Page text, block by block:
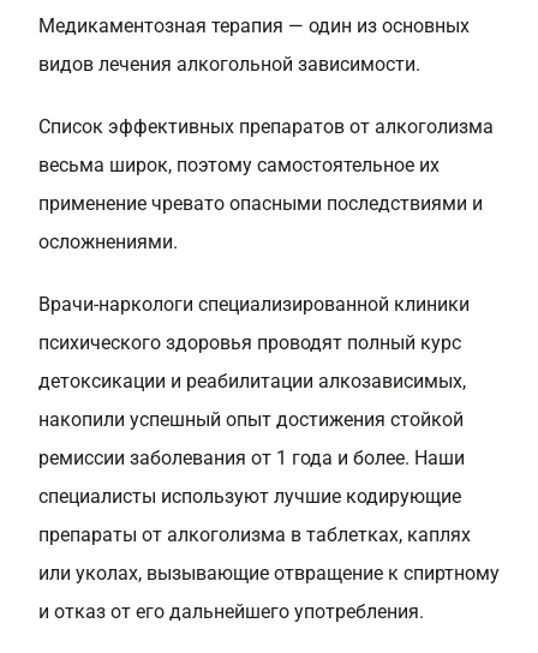
Медикаментозная терапия — один из основных
видов лечения алкогольной зависимости.
Список эффективных препаратов от алкоголизма
весьма широк, поэтому самостоятельное их
применение чревато опасными последствиями и
осложнениями.
Врачи-наркологи специализированной клиники
психического здоровья проводят полный курс
детоксикации и реабилитации алкозависимых,
накопили успешный опыт достижения стойкой
ремиссии заболевания от 1 года и более. Наши
специалисты используют лучшие кодирующие
препараты от алкоголизма в таблетках, каплях
или уколах, вызывающие отвращение к спиртному
и отказ от его дальнейшего употребления.